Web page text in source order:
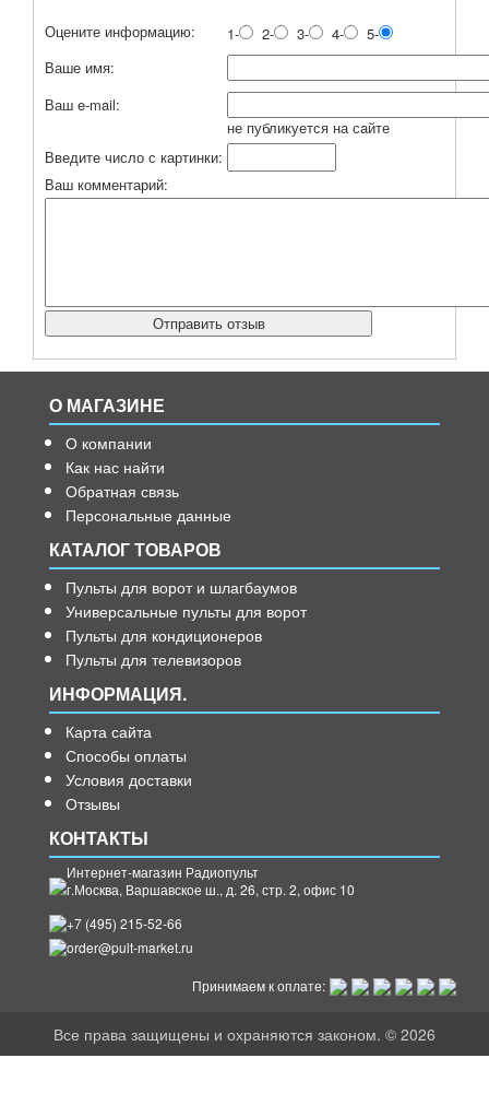
Оцените информацию: 1- 2- 3- 4-
5-
Ваше имя:
Ваш e-mail:
не публикуется на сайте
Введите число с картинки:
Ваш комментарий:
О МАГАЗИНЕ
О компании
Как нас найти
Обратная связь
Персональные данные
КАТАЛОГ ТОВАРОВ
Пульты для ворот и шлагбаумов
Универсальные пульты для ворот
Пульты для кондиционеров
Пульты для телевизоров
ИНФОРМАЦИЯ.
Карта сайта
Способы оплаты
Условия доставки
Отзывы
КОНТАКТЫ
Интернет-магазин Радиопульт
г.Москва, Варшавское ш., д. 26, стр. 2, офис 10
+7 (495) 215-52-66
order@pult-market.ru
Принимаем к оплате:
Все права защищены и охраняются законом. © 2026